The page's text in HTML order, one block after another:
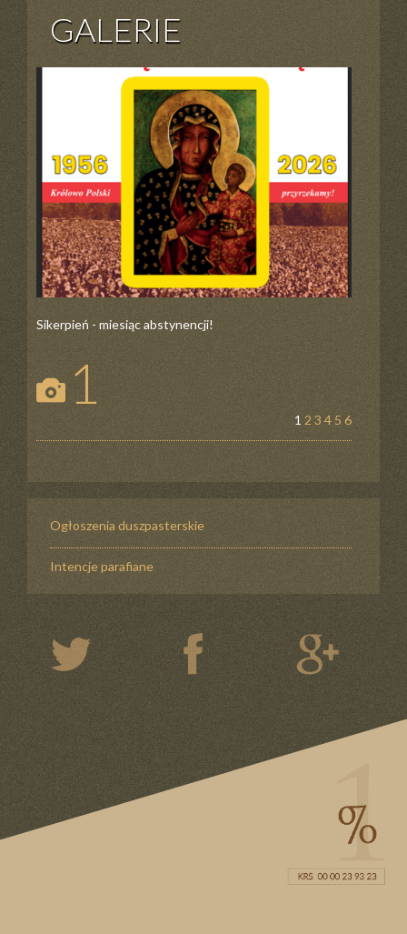
GALERIE
Sikerpień - miesiąc abstynencji!
1
1 2 3 4 5 6
Ogłoszenia duszpasterskie
Intencje parafiane